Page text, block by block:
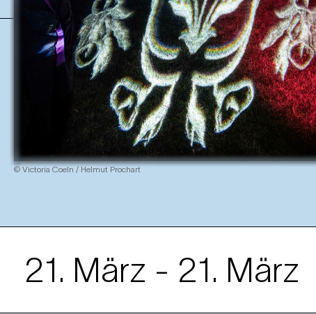
© Victoria Coeln / Helmut Prochart
21. März - 21. März